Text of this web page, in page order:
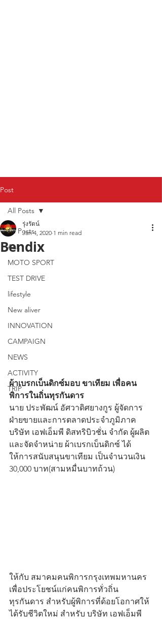
Post
All Posts
ALL
MOTO SPORT
TEST DRIVE
lifestyle
New aliver
INNOVATION
CAMPAIGN
NEWS
ACTIVITY
TRIP
All Posts
Bendix
รุ่งรัตน์
Jan 4, 2020 1 min read
ผ้าเบรกเบ็นดิกซ์มอบ ขาเทียม เพื่อคน
พิการในถิ่นทุรกันดาร
นาย ประพัฒน์ อัศวาดิศยางกูร ผู้จัดการ
ฝ่ายขายและการตลาดประจำภูมิภาค
บริษัท เอฟเอ็มพี ดิสทริบิวชั่น จำกัด ผู้ผลิต
และจัดจำหน่าย ผ้าเบรกเบ็นดิกซ์ ได้
ให้การสนับสนุนขาเทียม เป็นจำนวนเงิน
30,000 บาท(สามหมื่นบาทถ้วน)
ให้กับ สมาคมคนพิการกรุงเทพมหานคร
เพื่อประโยชน์แก่คนพิการทั่วถิ่น
ทุรกันดาร สำหรับผู้พิการที่ด้อยโอกาศให้
ได้รับชีวิตใหม่ สำหรับ บริษัท เอฟเอ็มพี